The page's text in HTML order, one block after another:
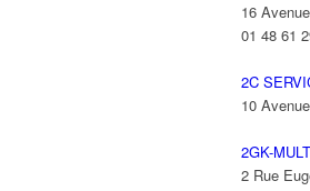
16
01 48 61
2C
10
2GK-
2 Rue